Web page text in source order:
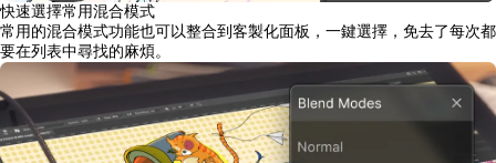
快速選擇常用混合模式
常用的混合模式功能也可以整合到客製化面板，一鍵選擇，免去了每次都
要在列表中尋找的麻煩。